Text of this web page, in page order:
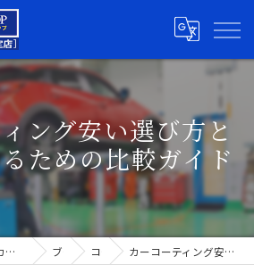
ング安い選び方と
ための比較ガイド
和歌山県和歌山市のカーコーティングならキーパープロショップ高野口SS ブログ コラム カーコーティング安い選び方と費用を抑えるための比較ガイド